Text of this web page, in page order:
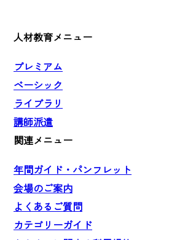
人材教育メニュー
プレミアム
ベーシック
ライブラリ
講師派遣
関連メニュー
年間ガイド・パンフレット
会場のご案内
よくあるご質問
カテゴリーガイド